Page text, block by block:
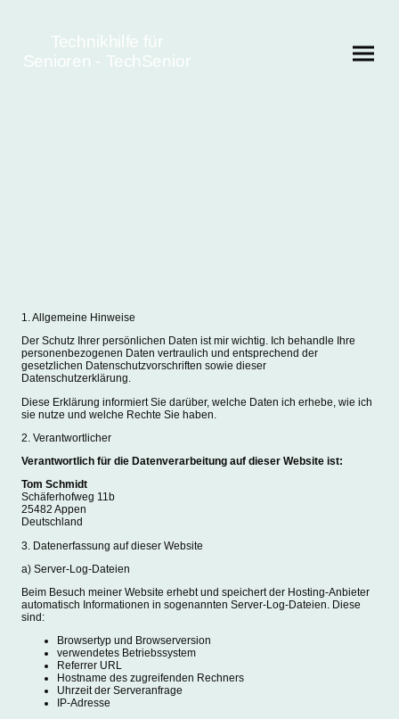
Technikhilfe für
Senioren - TechSenior
1. Allgemeine Hinweise
Der Schutz Ihrer persönlichen Daten ist mir wichtig. Ich behandle Ihre
personenbezogenen Daten vertraulich und entsprechend der
gesetzlichen Datenschutzvorschriften sowie dieser
Datenschutzerklärung.
Diese Erklärung informiert Sie darüber, welche Daten ich erhebe, wie ich
sie nutze und welche Rechte Sie haben.
2. Verantwortlicher
Verantwortlich für die Datenverarbeitung auf dieser Website ist:
Tom Schmidt
Schäferhofweg 11b
25482 Appen
Deutschland
3. Datenerfassung auf dieser Website
a) Server-Log-Dateien
Beim Besuch meiner Website erhebt und speichert der Hosting-Anbieter
automatisch Informationen in sogenannten Server-Log-Dateien. Diese
sind:
Browsertyp und Browserversion
verwendetes Betriebssystem
Referrer URL
Hostname des zugreifenden Rechners
Uhrzeit der Serveranfrage
IP-Adresse